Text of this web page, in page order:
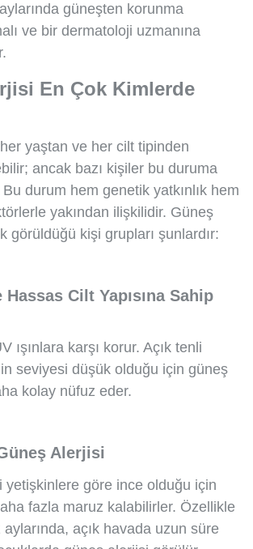
güneşten korunma
ve bir dermatoloji uzmanına
En Çok Kimlerde
yaştan ve her cilt tipinden
ancak bazı kişiler bu duruma
Bu durum hem genetik yatkınlık hem
yakından ilişkilidir. Güneş
görüldüğü kişi grupları şunlardır:
Hassas Cilt Yapısına Sahip
ışınlara karşı korur. Açık tenli
seviyesi düşük olduğu için güneş
kolay nüfuz eder.
Alerjisi
yetişkinlere göre ince olduğu için
fazla maruz kalabilirler. Özellikle
açık havada uzun süre